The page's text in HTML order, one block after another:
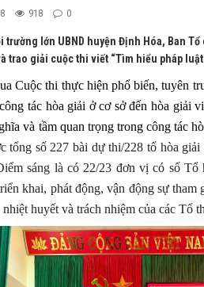
918 0
trường lớn UBND huyện Định Hóa, Ban
trao giải cuộc thi viết “Tìm hiểu pháp
Cuộc thi thực hiện phổ biến, tuyên
tác hòa giải ở cơ sở đến hòa giải
và tầm quan trọng trong công tác
tổng số 227 bài dự thi/228 tổ hòa
sáng là có 22/23 đơn vị có số
khai, phát động, vận động sự
huyết và trách nhiệm của các Tổ